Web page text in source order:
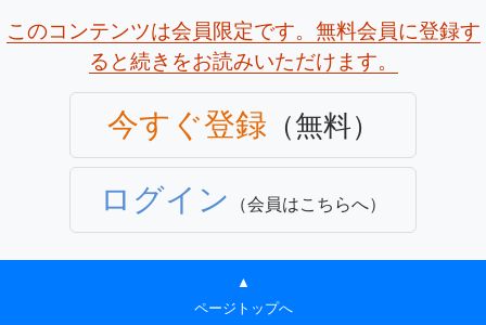
このコンテンツは会員限定です。無料会員に登録す
ると続きをお読みいただけます。
今すぐ登録 （無料）
ログイン （会員はこちらへ）
▲
ページトップへ